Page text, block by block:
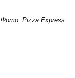
Фото: Pizza Express